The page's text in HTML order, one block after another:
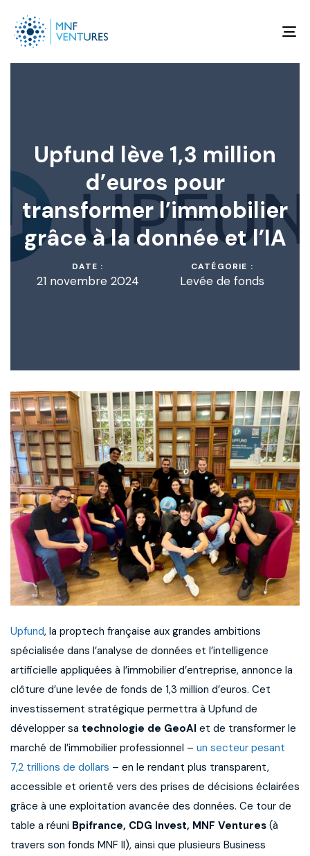
Upfund lève 1,3 million
d’euros pour
transformer l’immobilier
grâce à la donnée et l’IA
DATE :
21 novembre 2024
CATÉGORIE :
Levée de fonds
Upfund, la proptech française aux grandes ambitions
spécialisée dans l’analyse de données et l’intelligence
artificielle appliquées à l’immobilier d’entreprise, annonce la
clôture d’une levée de fonds de 1,3 million d’euros. Cet
investissement stratégique permettra à Upfund de
développer sa technologie de GeoAI et de transformer le
marché de l’immobilier professionnel – un secteur pesant
7,2 trillions de dollars – en le rendant plus transparent,
accessible et orienté vers des prises de décisions éclairées
grâce à une exploitation avancée des données. Ce tour de
table a réuni Bpifrance, CDG Invest, MNF Ventures (à
travers son fonds MNF II), ainsi que plusieurs Business